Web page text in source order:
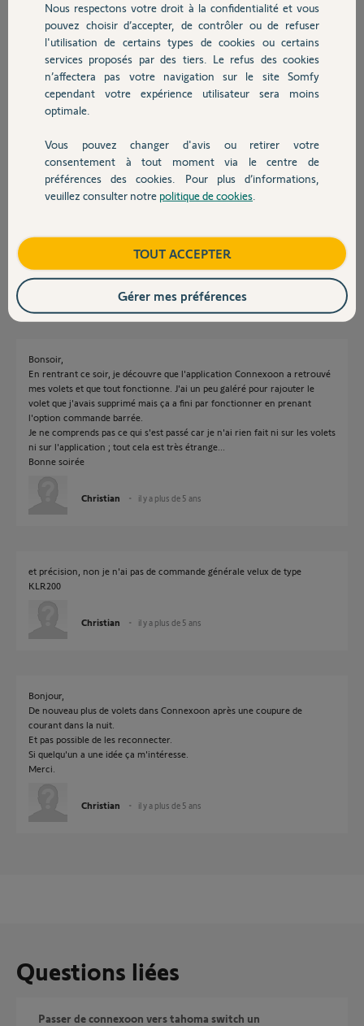
Chauffage
Autres produits
Devis avec un pro
Contact
il y a plus de 5 ans
Participer au fil de discussion
Réponses
Bonjour Christian,
Il faudra a mon afin remettre les moteur des velux a zéro afin de
Avez vous une commande général velux de type KLR200?
Bonsoir,
En rentrant ce soir, je découvre que l'application Connexoon a retrouvé
mes volets et que tout fonctionne. J'ai un peu galéré pour rajouter le
volet que j'avais supprimé mais ça a fini par fonctionner en prenant
l'option commande barrée.
Je ne comprends pas ce qui s'est passé car je n'ai rien fait ni sur les volets
ni sur l'application ; tout cela est très étrange...
Bonne soirée
Christian il y a plus de 5 ans
et précision, non je n'ai pas de commande générale velux de type
KLR200
Christian il y a plus de 5 ans
Bonjour,
De nouveau plus de volets dans Connexoon après une coupure de
courant dans la nuit.
Et pas possible de les reconnecter.
Si quelqu'un a une idée ça m'intéresse.
Merci.
Christian il y a plus de 5 ans
Questions liées
Passer de connexoon vers tahoma switch un
Nous respectons votre droit à la confidentialité et vous
pouvez choisir d’accepter, de contrôler ou de refuser
l'utilisation de certains types de cookies ou certains
services proposés par des tiers. Le refus des cookies
n’affectera pas votre navigation sur le site Somfy
cependant votre expérience utilisateur sera moins
optimale.
Vous pouvez changer d'avis ou retirer votre
consentement à tout moment via le centre de
préférences des cookies. Pour plus d’informations,
veuillez consulter notre politique de cookies
TOUT ACCEPTER
Gérer mes préférences